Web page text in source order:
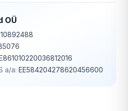
OÜ
10892488
a/a: EE584204278620456600